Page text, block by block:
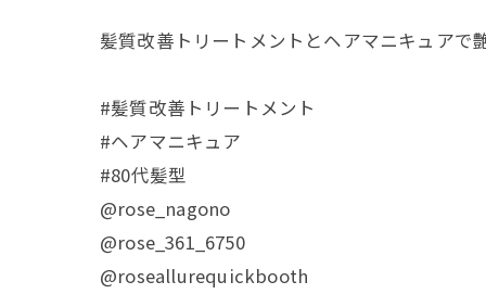
髪質改善トリートメントとヘアマニキュアで
#髪質改善トリートメント
#ヘアマニキュア
#80代髪型
@rose_nagono
@rose_361_6750
@roseallurequickbooth